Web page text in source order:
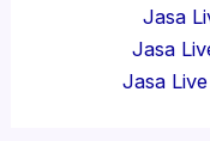
Jasa
Jasa
Jasa